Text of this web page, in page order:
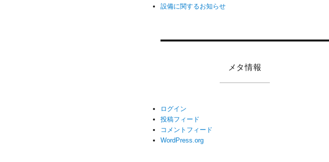
設備に関するお知らせ
メタ情報
ログイン
投稿フィード
コメントフィード
WordPress.org